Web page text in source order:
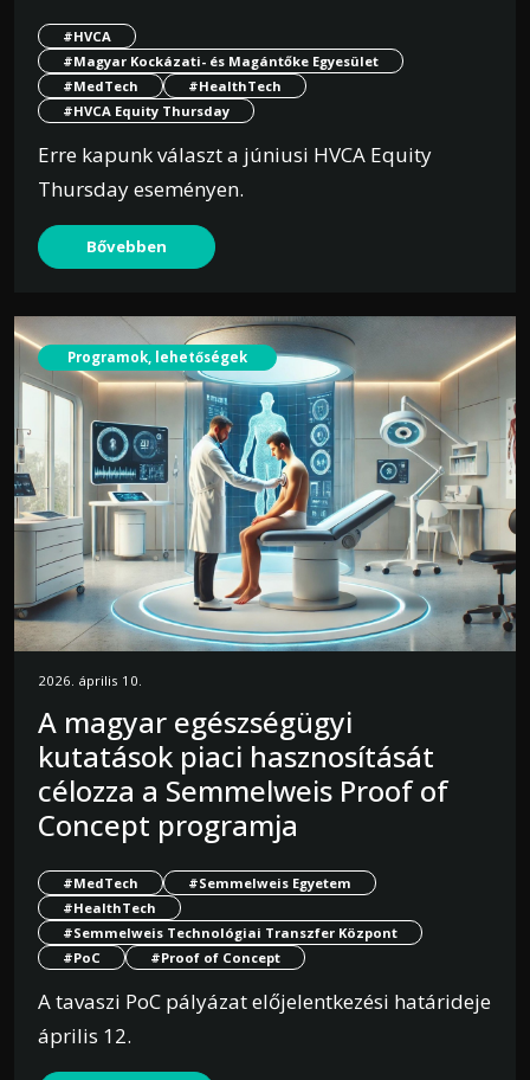
#HVCA
#Magyar Kockázati- és Magántőke Egyesület
#MedTech
#HealthTech
#HVCA Equity Thursday
Erre kapunk választ a júniusi HVCA Equity
Thursday eseményen.
Bővebben
Programok, lehetőségek
2026. április 10.
A magyar egészségügyi
kutatások piaci hasznosítását
célozza a Semmelweis Proof of
Concept programja
#MedTech
#Semmelweis Egyetem
#HealthTech
#Semmelweis Technológiai Transzfer Központ
#PoC
#Proof of Concept
A tavaszi PoC pályázat előjelentkezési határideje
április 12.